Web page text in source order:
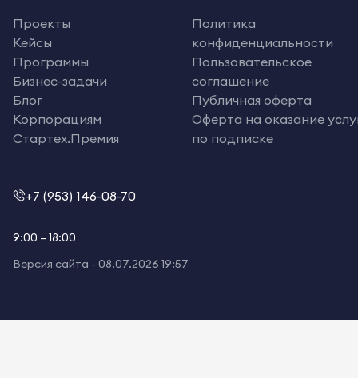
Проекты
Кейсы
Программы
Бизнес-задачи
Блог
Корпорациям
Стартех.Премия
Политика
конфиденциальности
Пользовательское
соглашение
Публичная оферта
Оферта на оказание
по подписке
+7 (953) 146-08-70
9:00 – 18:00
Версия сайта - 08.07.2026 19:57